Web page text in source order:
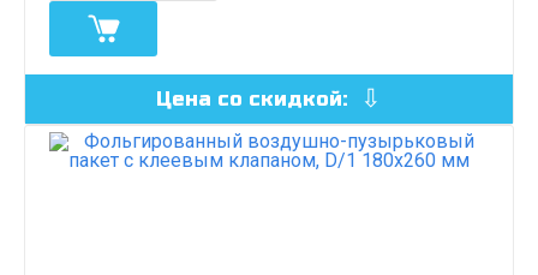
Цена со скидкой: